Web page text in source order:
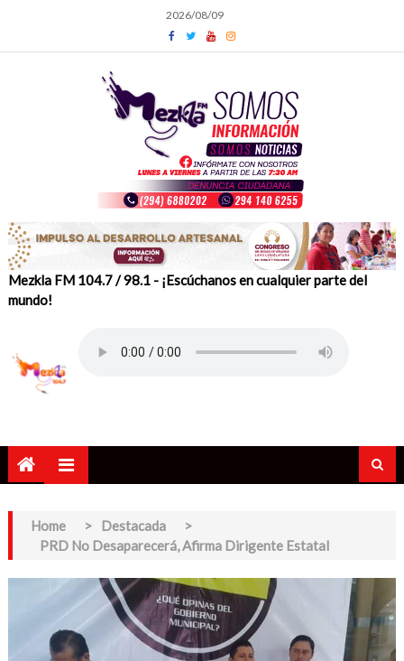
content
2026/08/09
Mezkla FM 104.7 / 98.1 - ¡Escúchanos en cualquier parte del
mundo!
Home > Destacada
>
PRD No Desaparecerá, Afirma Dirigente Estatal